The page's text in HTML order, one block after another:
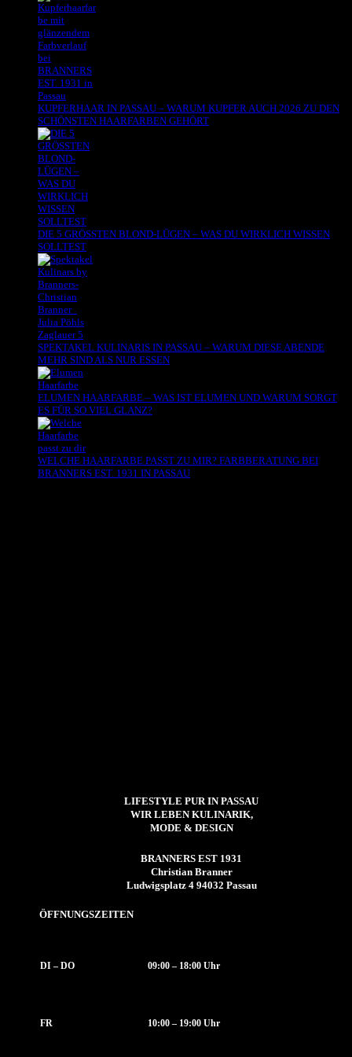
KUPFERHAAR IN PASSAU – WARUM KUPFER AUCH 2026 ZU DEN
SCHÖNSTEN HAARFARBEN GEHÖRT
DIE 5 GRÖSSTEN BLOND-LÜGEN – WAS DU WIRKLICH WISSEN
SOLLTEST
SPEKTAKEL KULINARIS IN PASSAU – WARUM DIESE ABENDE
MEHR SIND ALS NUR ESSEN
ELUMEN HAARFARBE – WAS IST ELUMEN UND WARUM SORGT
ES FÜR SO VIEL GLANZ?
WELCHE HAARFARBE PASST ZU MIR? FARBBERATUNG BEI
BRANNERS EST. 1931 IN PASSAU
LIFESTYLE PUR IN PASSAU
WIR LEBEN KULINARIK,
MODE & DESIGN
BRANNERS EST 1931
Christian Branner
Ludwigsplatz 4 94032 Passau
ÖFFNUNGSZEITEN
DI – DO 09:00 – 18:00 Uhr
FR 10:00 – 19:00 Uhr